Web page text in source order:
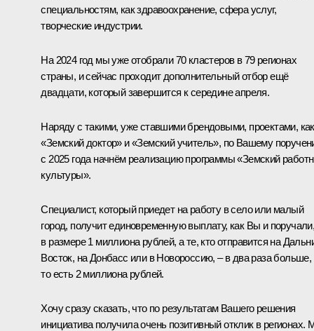
специальностям, как здравоохранение, сфера услуг,
творческие индустрии.
На 2024 год мы уже отобрали 70 кластеров в 79 регионах
страны, и сейчас проходит дополнительный отбор ещё
двадцати, который завершится к середине апреля.
Наряду с такими, уже ставшими брендовыми, проектами, как
«Земский доктор» и «Земский учитель», по Вашему
с 2025 года начнём реализацию программы «Земский
культуры».
Специалист, который приедет на работу в село или малый
город, получит единовременную выплату, как Вы и
в размере 1 миллиона рублей, а те, кто отправится на
Восток, на Донбасс или в Новороссию, – в два раза больше,
то есть 2 миллиона рублей.
Хочу сразу сказать, что по результатам Вашего решения
инициатива получила очень позитивный отклик в регионах.